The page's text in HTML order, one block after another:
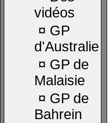
vidéos
¤ GP
d'Australie
¤ GP de
Malaisie
¤ GP de
Bahrein